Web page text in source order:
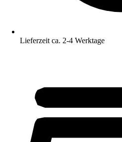
Lieferzeit ca. 2-4 Werktage